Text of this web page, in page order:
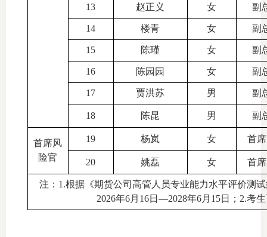
培训学
投资者
上市品
研究与
科
出
统
13 赵正义 女 副
14 楼青 女 副
15 陈瑾 女 副
16 陈园园 女 副
17 贾洪苏 男 副
18 陈昆 男 副
首席风
险官
19 杨岚 女 首
20 姚磊 女 首
注： 1.根据《期货公司高管人员专业能力水平评价测
2026年6月16日—2028年6月15日；2.考